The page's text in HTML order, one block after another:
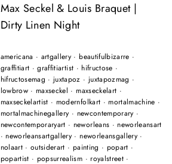
Max Seckel & Louis Braquet |
Dirty Linen Night
americana · artgallery ·beautifulbizarre ·
graffitiart ·graffitiartist · hifructose ·
hifructosemag ·juxtapoz · juxtapozmag ·
lowbrow · maxseckel · maxseckelart ·
maxseckelartist · modernfolkart · mortalmachine ·
mortalmachinegallery · newcontemporary ·
newcontemporaryart · neworleans · neworleansart
· neworleansartgallery · neworleansgallery·
nolaart ·outsiderart · painting · popart ·
popartist · popsurrealism · royalstreet·